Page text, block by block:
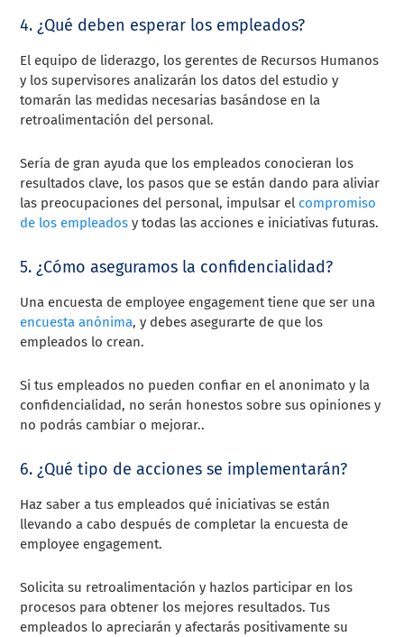
4. ¿Qué deben esperar los empleados?
El equipo de liderazgo, los gerentes de Recursos Humanos
y los supervisores analizarán los datos del estudio y
tomarán las medidas necesarias basándose en la
retroalimentación del personal.
Sería de gran ayuda que los empleados conocieran los
resultados clave, los pasos que se están dando para aliviar
las preocupaciones del personal, impulsar el compromiso
de los empleados y todas las acciones e iniciativas futuras.
5. ¿Cómo aseguramos la confidencialidad?
Una encuesta de employee engagement tiene que ser una
encuesta anónima, y debes asegurarte de que los
empleados lo crean.
Si tus empleados no pueden confiar en el anonimato y la
confidencialidad, no serán honestos sobre sus opiniones y
no podrás cambiar o mejorar..
6. ¿Qué tipo de acciones se implementarán?
Haz saber a tus empleados qué iniciativas se están
llevando a cabo después de completar la encuesta de
employee engagement.
Solicita su retroalimentación y hazlos participar en los
procesos para obtener los mejores resultados. Tus
empleados lo apreciarán y afectarás positivamente su